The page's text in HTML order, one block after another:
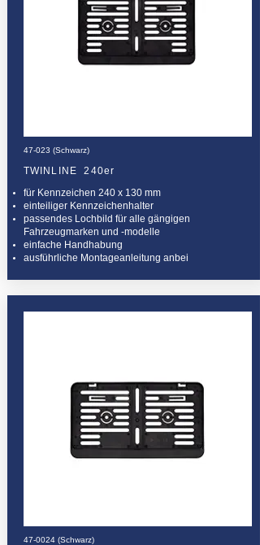
47-023 (Schwarz)
TWINLINE 240er
für Kennzeichen 240 x 130 mm
einteiliger Kennzeichenhalter
passendes Lochbild für alle gängigen
Fahrzeugmarken und -modelle
einfache Handhabung
ausführliche Montageanleitung anbei
47-0024 (Schwarz)